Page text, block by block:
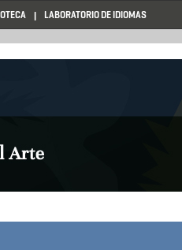
LABORATORIO DE IDIOMAS